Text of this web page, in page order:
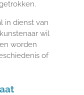
in dienst van
wil
worden
of